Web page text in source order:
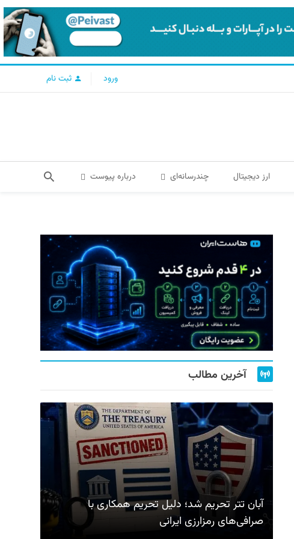
ورود ثبت نام
ارز دیجیتال چندرسانه‌ای درباره پیوست
آخرین مطالب
آبان تتر تحریم شد؛ دلیل تحریم همکاری با
صرافی‌های رمزارزی ایرانی